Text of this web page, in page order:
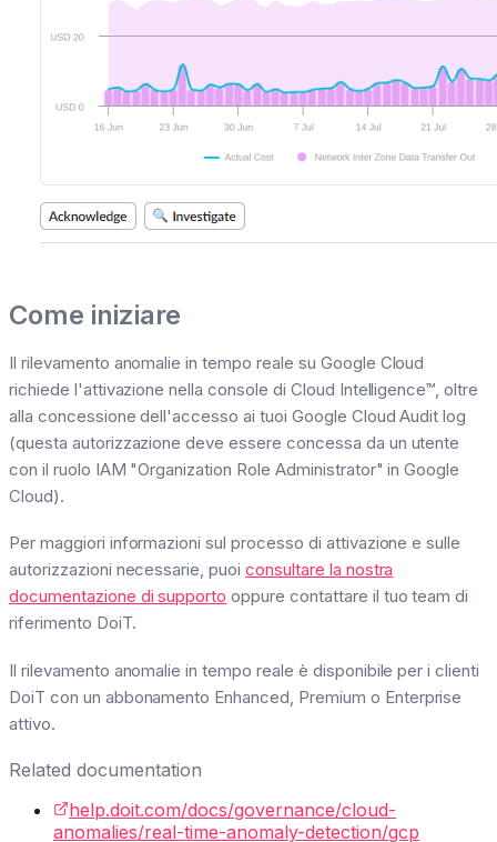
Come iniziare
Il rilevamento anomalie in tempo reale su Google Cloud
richiede l'attivazione nella console di Cloud Intelligence™, oltre
alla concessione dell'accesso ai tuoi Google Cloud Audit log
(questa autorizzazione deve essere concessa da un utente
con il ruolo IAM "Organization Role Administrator" in Google
Cloud).
Per maggiori informazioni sul processo di attivazione e sulle
autorizzazioni necessarie, puoiconsultare la nostra
documentazione di supporto oppure contattare il tuo team di
riferimento DoiT.
Il rilevamento anomalie in tempo reale è disponibile per i clienti
DoiT con un abbonamento Enhanced, Premium o Enterprise
attivo.
Related documentation
help.doit.com/docs/governance/cloud-
anomalies/real-time-anomaly-detection/gcp